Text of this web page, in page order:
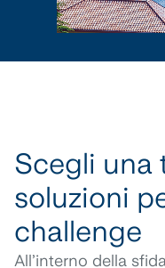
Scegli una
soluzioni
challenge
All’interno della